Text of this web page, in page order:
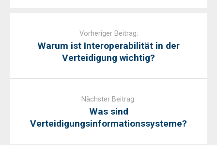
Vorheriger Beitrag:
Warum ist Interoperabilität in der
Verteidigung wichtig?
Nächster Beitrag:
Was sind
Verteidigungsinformationssysteme?